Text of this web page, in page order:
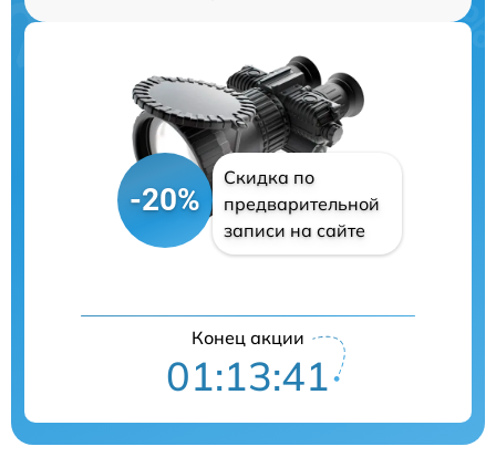
-20%
Скидка по
предварительной
записи на сайте
Конец акции
01:13:41